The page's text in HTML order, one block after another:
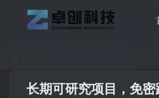
长期可研究项目，免